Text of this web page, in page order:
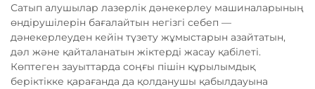
Сатып алушылар лазерлік дәнекерлеу машиналарының
өндірушілерін бағалайтын негізгі себеп —
дәнекерлеуден кейін түзету жұмыстарын азайтатын,
дәл және қайталанатын жіктерді жасау қабілеті.
Көптеген зауыттарда соңғы пішін құрылымдық
беріктікке қарағанда да қолданушы қабылдауына